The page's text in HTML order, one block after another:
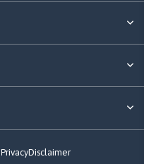
PrivacyDisclaimer